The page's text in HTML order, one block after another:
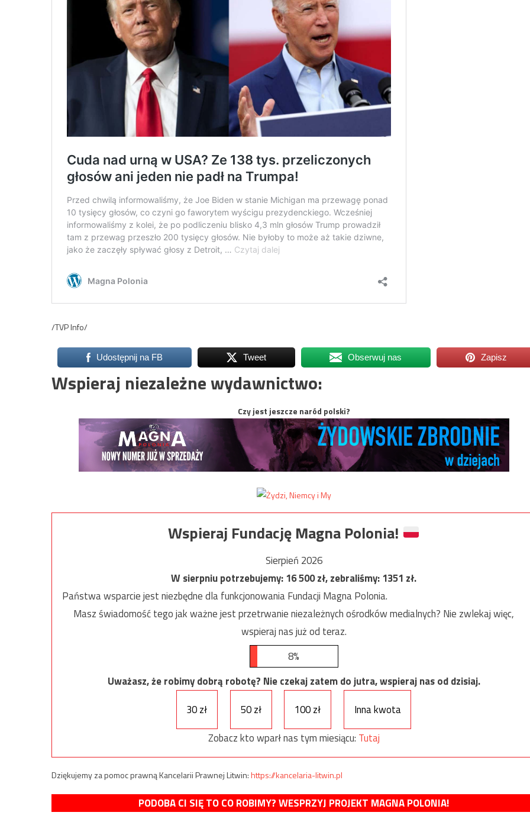
/TVP Info/
Udostępnij na FB Tweet Obserwuj nas Zapisz
Wspieraj niezależne wydawnictwo:
Czy jest jeszcze naród polski?
Wspieraj Fundację Magna Polonia!
Sierpień 2026
W sierpniu potrzebujemy:16 500zł, zebraliśmy:1351 zł.
Państwa wsparcie jest niezbędne dla funkcjonowania Fundacji Magna Polonia.
Masz świadomość tego jak ważne jest przetrwanie niezależnych ośrodków medialnych? Nie zwlekaj więc,
wspieraj nas już od teraz.
8%
Uważasz, że robimy dobrą robotę? Nie czekaj zatem do jutra, wspieraj nas od dzisiaj.
30 zł
50 zł 100 zł
Inna kwota
Zobacz kto wparł nas tym miesiącu: Tutaj
Dziękujemy za pomoc prawną Kancelarii Prawnej Litwin:https://kancelaria-litwin.pl
PODOBA CI SIĘ TO CO ROBIMY? WESPRZYJ PROJEKT MAGNA POLONIA!